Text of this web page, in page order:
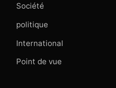
Société
politique
International
Point de vue